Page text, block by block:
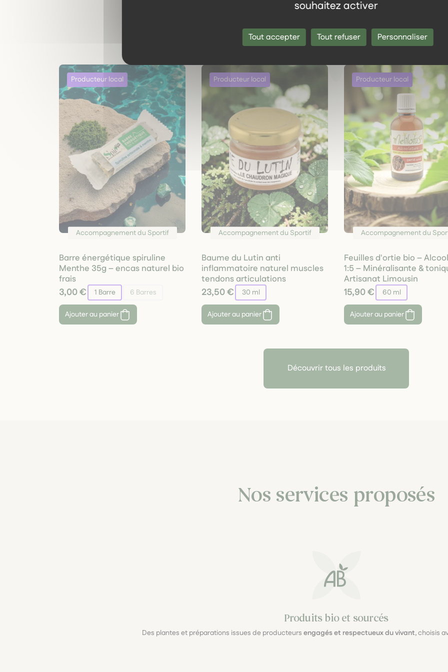
souhaitez activer
Tout accepter Tout refuser Personnaliser
Les autres produits dans
même gamme
Accompagnement du Sportif
Barre énergétique spiruline
Menthe 35g – encas naturel bio
frais
3,00 € 1 Barre 6 Barres
Ajouter au panier
Accompagnement du Sportif
Baume du Lutin anti
inflammatoire naturel muscles
tendons articulations
23,50 € 30 ml
Ajouter au panier
Accompagnement du
Feuilles d'ortie bio –
1:5 – Minéralisante &
Artisanat Limousin
15,90 € 60 ml
Ajouter au panier
Découvrir tous les produits
Nos services proposés
Produits bio et sourcés
Des plantes et préparations issues de producteurs engagés et respectueux du vivant, choisis